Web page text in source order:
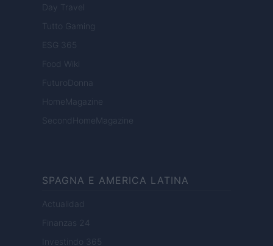
Day Travel
Tutto Gaming
ESG 365
Food Wiki
FuturoDonna
HomeMagazine
SecondHomeMagazine
SPAGNA E AMERICA LATINA
Actualidad
Finanzas 24
Investindo 365